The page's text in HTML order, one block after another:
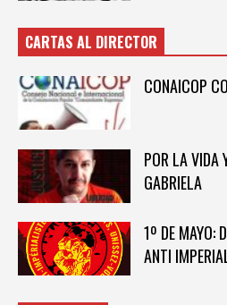
CARTAS AL DIRECTOR
CONAICOP
POR LA VIDA
GABRIELA
1º DE MAYO:
ANTI